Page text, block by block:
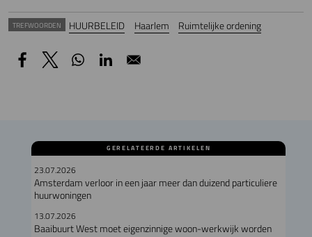
TREFWOORDEN HUURBELEID Haarlem Ruimtelijke ordening
GERELATEERDE ARTIKELEN
23.07.2026
Amsterdam verloor in een jaar meer dan duizend particuliere
huurwoningen
13.07.2026
Baaibuurt West moet eigenzinnige woon-werkwijk worden